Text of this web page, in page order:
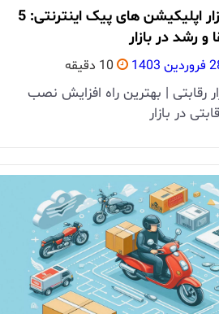
چالش‌ های رقابتی در بازار اپلیکیشن های‌ پیک اینترنتی: 5
و رشد در بازار
1403 10 دقیقه
رقابتی | بهترین راه افزایش نصب